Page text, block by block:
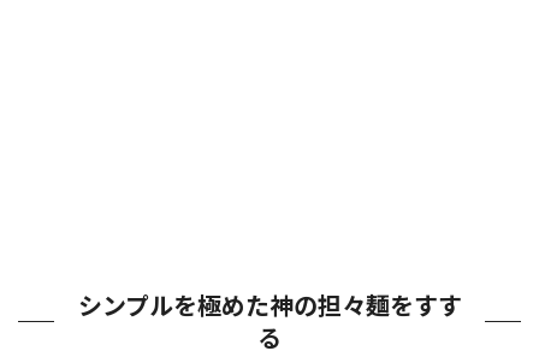
シンプルを極めた神の担々麺をすす
る